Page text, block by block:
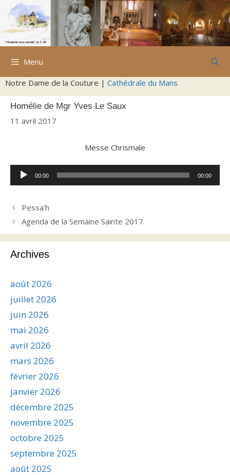
Aller
contenu
Menu
Notre Dame de la Couture | Cathédrale du Mans
Homélie de Mgr Yves Le Saux
11 avril 2017
Messe Chrismale
Lecteur
audio
00:00 00:00
Pessa’h
Agenda de la Semaine Sainte 2017
Archives
août 2026
juillet 2026
juin 2026
mai 2026
avril 2026
mars 2026
février 2026
janvier 2026
décembre 2025
novembre 2025
octobre 2025
septembre 2025
août 2025